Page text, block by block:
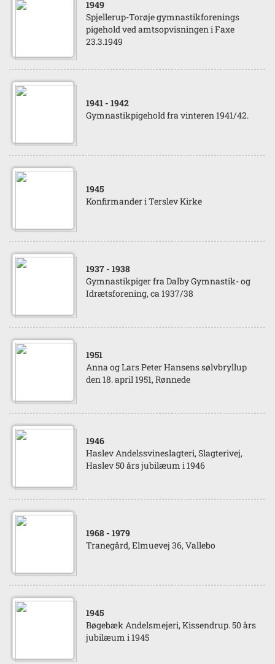
1949
Spjellerup-Torøje gymnastikforenings
pigehold ved amtsopvisningen i Faxe
23.3.1949
1941 - 1942
Gymnastikpigehold fra vinteren 1941/42.
1945
Konfirmander i Terslev Kirke
1937 - 1938
Gymnastikpiger fra Dalby Gymnastik- og
Idrætsforening, ca 1937/38
1951
Anna og Lars Peter Hansens sølvbryllup
den 18. april 1951, Rønnede
1946
Haslev Andelssvineslagteri, Slagterivej,
Haslev 50 års jubilæum i 1946
1968 - 1979
Tranegård, Elmuevej 36, Vallebo
1945
Bøgebæk Andelsmejeri, Kissendrup. 50 års
jubilæum i 1945